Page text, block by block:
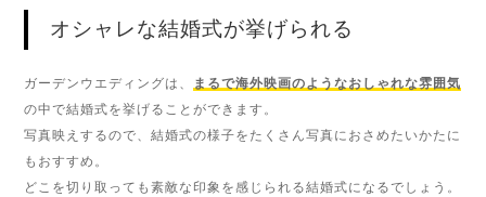
オシャレな結婚式が挙げられる
ガーデンウエディングは、
まるで海外映画のようなおしゃれな雰囲気
の中で結婚式を挙げることができます。
写真映えするので、結婚式の様子をたくさん写真におさめたいかたに
もおすすめ。
どこを切り取っても素敵な印象を感じられる結婚式になるでしょう。